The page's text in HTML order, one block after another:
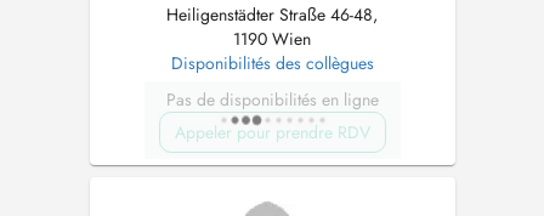
Heiligenstädter Straße 46-48,
1190 Wien
Disponibilités des collègues
Pas de disponibilités en ligne
Appeler pour prendre RDV